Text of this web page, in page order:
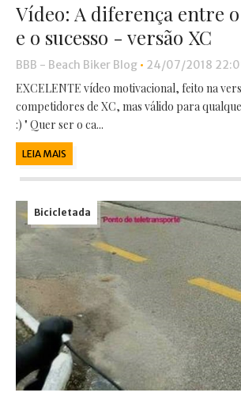
Vídeo: A diferença entre
e o sucesso - versão XC
BBB - Beach Biker Blog • 24/07/2018
EXCELENTE vídeo motivacional, feito na
competidores de XC, mas válido para
:) " Quer ser o ca...
LEIA MAIS
Bicicletada